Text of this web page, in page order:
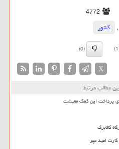
4772
,
كشور
(0)
X
مطالب مرتبط
پرداخت این کمک معیشت
کالابرگ